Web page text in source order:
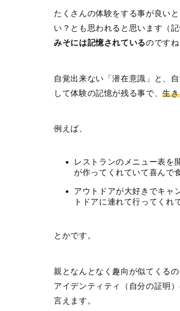
たくさんの体験をする事が良い
い？とも思われると思います（
みそには記憶されているのですね
自覚出来ない「潜在意識」と、
して体験の記憶が残る事で、生
例えば、
レストランのメニュー表を
が作ってくれていて喜んで
アウトドアが大好きでキャ
トドアに連れて行ってくれ
とかです。
親となんとなく趣向が似てくる
アイデンティティ（自分の証明）
言えます。